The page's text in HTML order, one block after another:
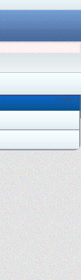
Онлайн: 2